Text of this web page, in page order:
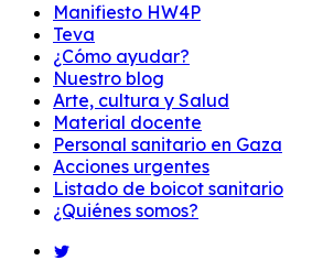
Manifiesto HW4P
Teva
¿Cómo ayudar?
Nuestro blog
Arte, cultura y Salud
Material docente
Personal sanitario en Gaza
Acciones urgentes
Listado de boicot sanitario
¿Quiénes somos?